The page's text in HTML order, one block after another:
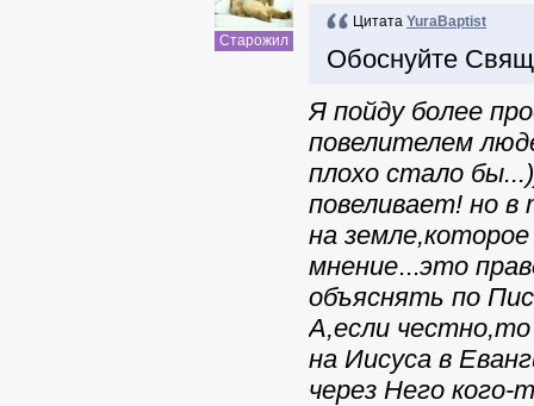
Старожил
Цитата YuraBaptist
Обоснуйте
Я пойду более
повелителем
плохо стало
повеливает! но в
на
мнение...это
объяснять по
А,если
на Иисуса в
через Него кого-